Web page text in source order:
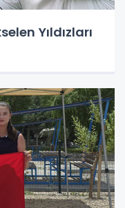
Yıldızları